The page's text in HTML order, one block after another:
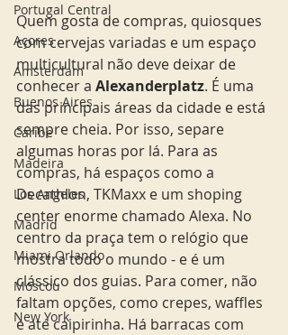
Portugal Central
Açores
Amsterdam
Buenos Aires
Caribe
Madeira
Los Angeles
Madrid
Miami Orlando
Moscou
New York
Quem gosta de compras, quiosques
com cervejas variadas e um espaço
multicultural não deve deixar de
conhecer a Alexanderplatz. É uma
das principais áreas da cidade e está
sempre cheia. Por isso, separe
algumas horas por lá. Para as
compras, há espaços como a
Decathlon, TKMaxx e um shoping
center enorme chamado Alexa. No
centro da praça tem o relógio que
mostra todo o mundo - e é um
clássico dos guias. Para comer, não
faltam opções, como crepes, waffles
e até caipirinha. Há barracas com